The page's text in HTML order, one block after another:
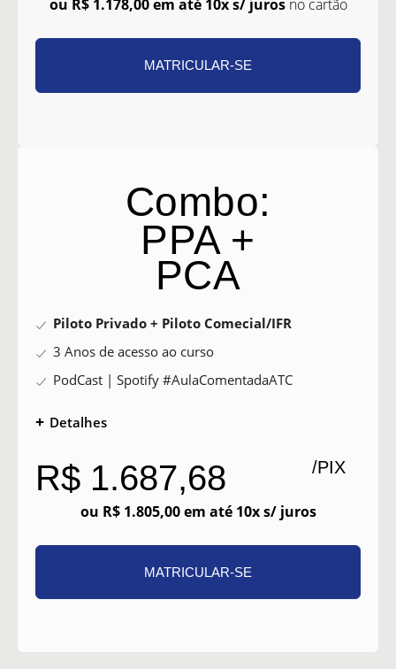
ou R$ 1.178,00em até 10x s/ jurosno cartão
MATRICULAR-SE
Combo:
PPA +
PCA
Piloto Privado + Piloto Comecial/IFR
3 Anos de acesso ao curso
PodCast | Spotify #AulaComentadaATC
Detalhes
R$ 1.687,68 /PIX
ou R$ 1.805,00 em até 10x s/ juros
MATRICULAR-SE